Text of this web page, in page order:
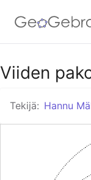
Google
GeoGebra
Viiden
Tekijä: Hannu